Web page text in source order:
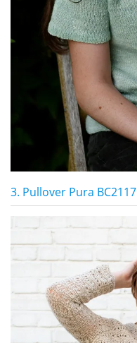
3. Pullover Pura BC2117